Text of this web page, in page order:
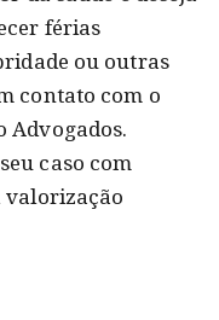
férias
ou outras
contato com o
Advogados.
caso com
valorização